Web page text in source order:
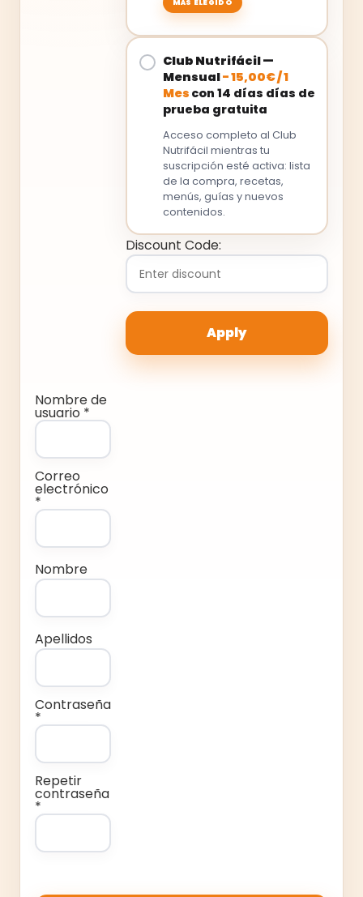
Club Nutrifácil —
Mensual-15,00€/1
Mes con 14 días días de
prueba gratuita
Acceso completo al Club
Nutrifácil mientras tu
suscripción esté activa: lista
de la compra, recetas,
menús, guías y nuevos
contenidos.
Discount Code:
Nombre de
usuario *
Correo
electrónico
*
Nombre
Apellidos
Contraseña
*
Repetir
contraseña
*